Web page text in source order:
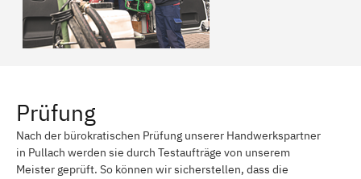
Prüfung
Nach der bürokratischen Prüfung unserer Handwerkspartner
in Pullach werden sie durch Testaufträge von unserem
Meister geprüft. So können wir sicherstellen, dass die